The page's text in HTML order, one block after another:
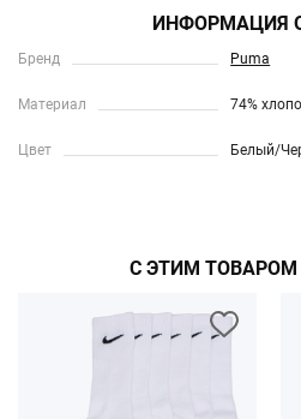
ИНФОРМАЦИЯ
Бренд Puma
Материал 74%
Цвет Белый/
С ЭТИМ